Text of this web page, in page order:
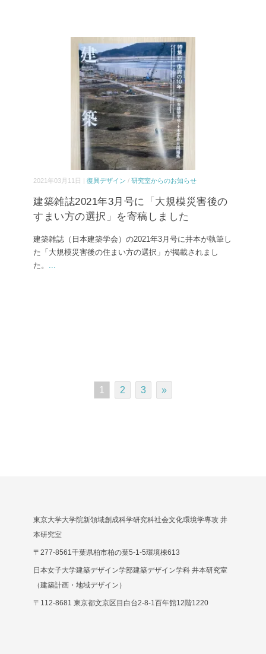
2021年03月11日 | 復興デザイン / 研究室からのお知らせ
建築雑誌2021年3月号に「大規模災害後の
すまい方の選択」を寄稿しました
建築雑誌（日本建築学会）の2021年3月号に井本が執筆し
た「大規模災害後の住まい方の選択」が掲載されまし
た。 ...
1 2 3 »
東京大学大学院新領域創成科学研究科社会文化環境学専攻 井
本研究室
〒277-8561千葉県柏市柏の葉5-1-5環境棟613
日本女子大学建築デザイン学部建築デザイン学科 井本研究室
（建築計画・地域デザイン）
〒112-8681 東京都文京区目白台2-8-1百年館12階1220